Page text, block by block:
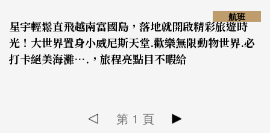
星宇輕鬆直飛越南富國島，落地就開啟精彩旅遊時
光！大世界置身小威尼斯天堂.歡樂無限動物世界.必
打卡絕美海灘….，旅程亮點目不暇給
航班
第 1 頁